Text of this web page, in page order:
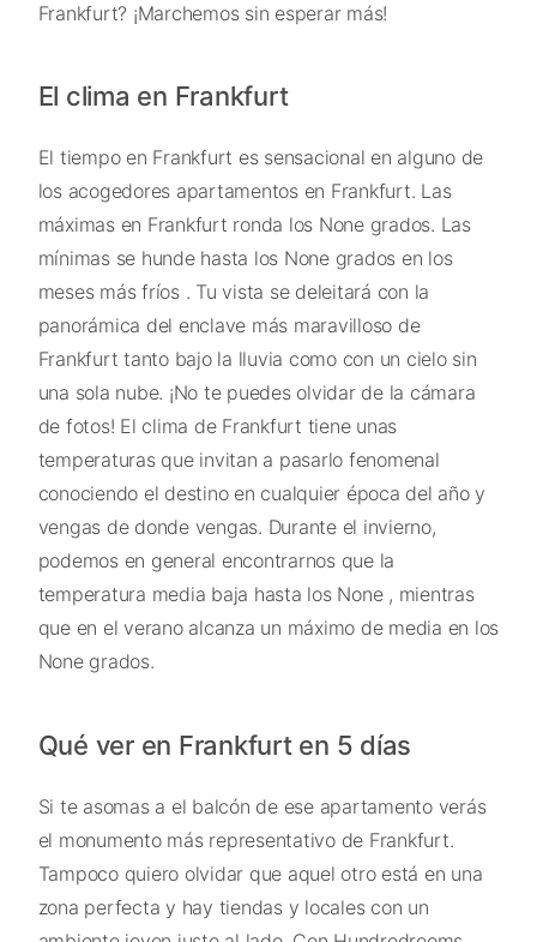
Frankfurt? ¡Marchemos sin esperar más!
El clima en Frankfurt
El tiempo en Frankfurt es sensacional en alguno de
los acogedores apartamentos en Frankfurt. Las
máximas en Frankfurt ronda los None grados. Las
mínimas se hunde hasta los None grados en los
meses más fríos . Tu vista se deleitará con la
panorámica del enclave más maravilloso de
Frankfurt tanto bajo la lluvia como con un cielo sin
una sola nube. ¡No te puedes olvidar de la cámara
de fotos! El clima de Frankfurt tiene unas
temperaturas que invitan a pasarlo fenomenal
conociendo el destino en cualquier época del año y
vengas de donde vengas. Durante el invierno,
podemos en general encontrarnos que la
temperatura media baja hasta los None , mientras
que en el verano alcanza un máximo de media en los
None grados.
Qué ver en Frankfurt en 5 días
Si te asomas a el balcón de ese apartamento verás
el monumento más representativo de Frankfurt.
Tampoco quiero olvidar que aquel otro está en una
zona perfecta y hay tiendas y locales con un